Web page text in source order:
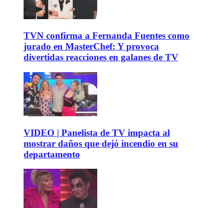
TVN confirma a Fernanda Fuentes como
jurado en MasterChef: Y provoca
divertidas reacciones en galanes de TV
VIDEO | Panelista de TV impacta al
mostrar daños que dejó incendio en su
departamento